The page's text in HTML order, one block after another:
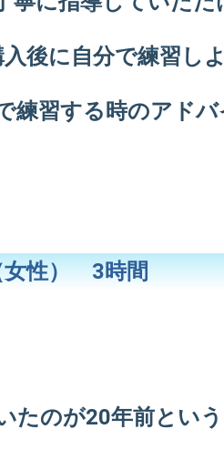
後に自分で練習し
習する時のアド
性） 3時間
のが20年前とい